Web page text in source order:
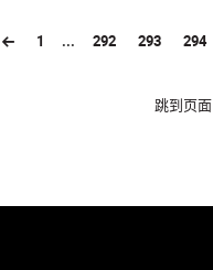
1 ... 292 293 294
跳到页面